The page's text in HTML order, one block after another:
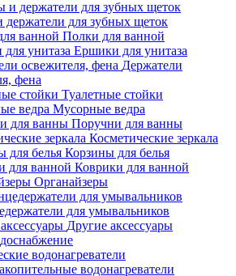
держатели для зубных щеток
Полки для ванной
Ершики для унитаза
Держатели
фена
Туалетные стойки
Мусорные ведра
Поручни для ванны
Косметические зеркала
Корзины для белья
Коврики для ванной
Органайзеры
для умывальников
Другие аксессуары
водонагреватели